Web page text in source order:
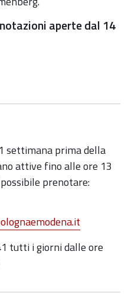
aperte dal 14
settimana prima della
attive fino alle ore 13
prenotare:
tutti i giorni dalle ore